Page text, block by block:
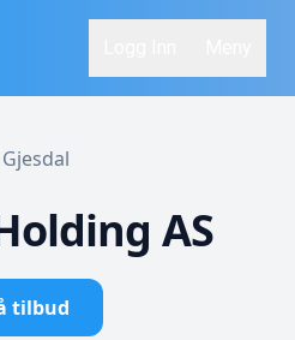
AS
tilbud